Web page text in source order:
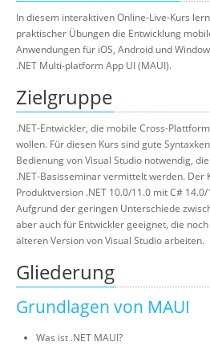
In diesem interaktiven Online-Live-Kurs
praktischer Übungen die Entwicklung
Anwendungen für iOS, Android und
.NET Multi-platform App UI (MAUI).
Zielgruppe
.NET-Entwickler, die mobile Cross-
wollen. Für diesen Kurs sind gute
Bedienung von Visual Studio notwendig,
.NET-Basisseminar vermittelt werden. Der
Produktversion .NET 10.0/11.0 mit C#
Aufgrund der geringen Unterschiede
aber auch für Entwickler geeignet, die
älteren Version von Visual Studio arbeiten.
Gliederung
Grundlagen von MAUI
Was ist .NET MAUI?